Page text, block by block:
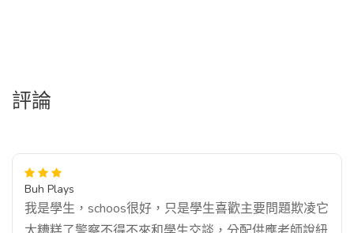
評論
Buh Plays
我是學生，schoos很好，只是學生喜歡主要問題欺凌它